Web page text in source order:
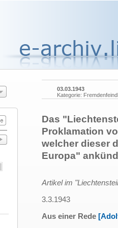
03.03.1943
Kategorie:
Das
Proklamation
welcher dieser
Europa"
Artikel im
3.3.1943
Aus einer Rede